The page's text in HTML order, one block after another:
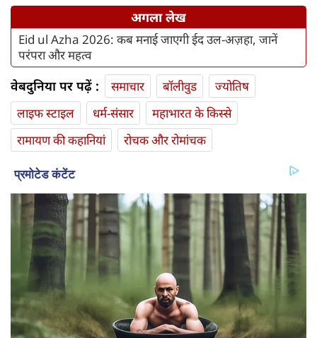
अगला लेख
Eid ul Azha 2026: कब मनाई जाएगी ईद उल-अज़हा, जानें
परंपरा और महत्व
वेबदुनिया पर पढ़ें : समाचार बॉलीवुड
ज्योतिष
लाइफ स्‍टाइल
धर्म-संसार
महाभारत के किस्से
रामायण की कहानियां
रोचक और रोमांचक